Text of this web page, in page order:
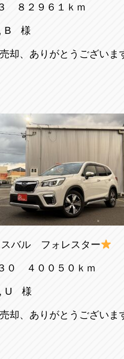
トラック
三重
四日市店
８２９６１ｋｍ
B 様
却、ありがとうございま
スバル フォレスター
０ ４００５０ｋｍ
U 様
却、ありがとうございま